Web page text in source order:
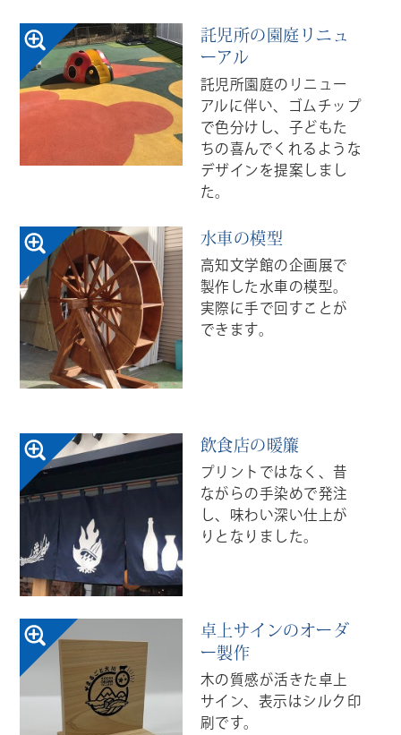
託児所の園庭リニュ
ーアル
託児所園庭のリニュー
アルに伴い、ゴムチップ
で色分けし、子どもた
ちの喜んでくれるような
デザインを提案しまし
た。
水車の模型
高知文学館の企画展で
製作した水車の模型。
実際に手で回すことが
できます。
飲食店の暖簾
プリントではなく、昔
ながらの手染めで発注
し、味わい深い仕上が
りとなりました。
卓上サインのオーダ
ー製作
木の質感が活きた卓上
サイン、表示はシルク印
刷です。